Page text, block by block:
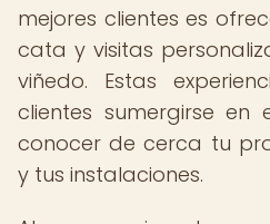
mejores clientes es
cata y visitas
viñedo. Estas
clientes sumergirse
conocer de cerca tu
y tus instalaciones.